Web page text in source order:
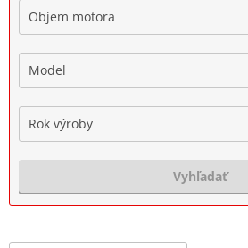
Objem motora
Model
Rok výroby
Vyhľadať